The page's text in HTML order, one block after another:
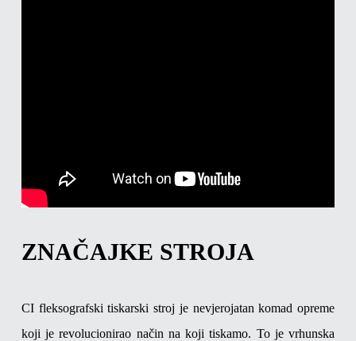
ZNAČAJKE STROJA
CI fleksografski tiskarski stroj je nevjerojatan komad opreme
koji je revolucionirao način na koji tiskamo. To je vrhunska